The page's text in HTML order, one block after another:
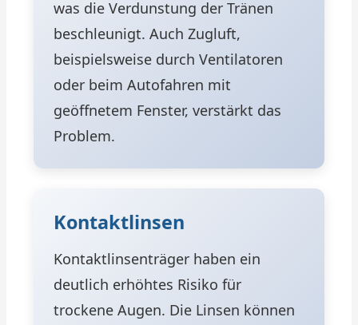
was die Verdunstung der Tränen
beschleunigt. Auch Zugluft,
beispielsweise durch Ventilatoren
oder beim Autofahren mit
geöffnetem Fenster, verstärkt das
Problem.
Kontaktlinsen
Kontaktlinsenträger haben ein
deutlich erhöhtes Risiko für
trockene Augen. Die Linsen können